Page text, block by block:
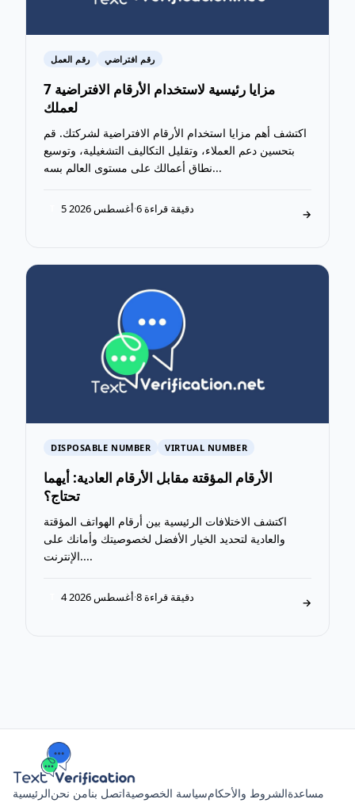
رقم العمل رقم افتراضي
7 مزايا رئيسية لاستخدام الأرقام الافتراضية
لعملك
اكتشف أهم مزايا استخدام الأرقام الافتراضية لشركتك. قم
بتحسين دعم العملاء، وتقليل التكاليف التشغيلية، وتوسيع
نطاق أعمالك على مستوى العالم بسه...
5 أغسطس 2026· 6 دقيقة قراءة →
DISPOSABLE NUMBER VIRTUAL NUMBER
الأرقام المؤقتة مقابل الأرقام العادية: أيهما
تحتاج؟
اكتشف الاختلافات الرئيسية بين أرقام الهواتف المؤقتة
والعادية لتحديد الخيار الأفضل لخصوصيتك وأمانك على
الإنترنت....
4 أغسطس 2026· 8 دقيقة قراءة →
الرئيسيةمن نحناتصل بناسياسة الخصوصيةالشروط والأحكاممساعدة